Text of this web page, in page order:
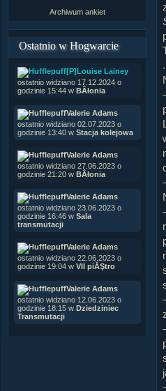
Archiwum ankiet
Ostatnio w Hogwarcie
[P]Louise Lainey
ostatnio widziano 17.12.2024 o
godzinie 15:44 w BÂłonia
Valerie Adams
ostatnio widziano 02.07.2023 o
godzinie 13:40 w Stacja kolejowa
Valerie Adams
ostatnio widziano 27.06.2023 o
godzinie 21:20 w BÂłonia
Valerie Adams
ostatnio widziano 23.06.2023 o
godzinie 16:46 w Sala
transmutacji
Valerie Adams
ostatnio widziano 22.06.2023 o
godzinie 19:04 w VII piĂŞtro
Valerie Adams
ostatnio widziano 12.06.2023 o
godzinie 18:15 w Dziedziniec
Transmutacji
.